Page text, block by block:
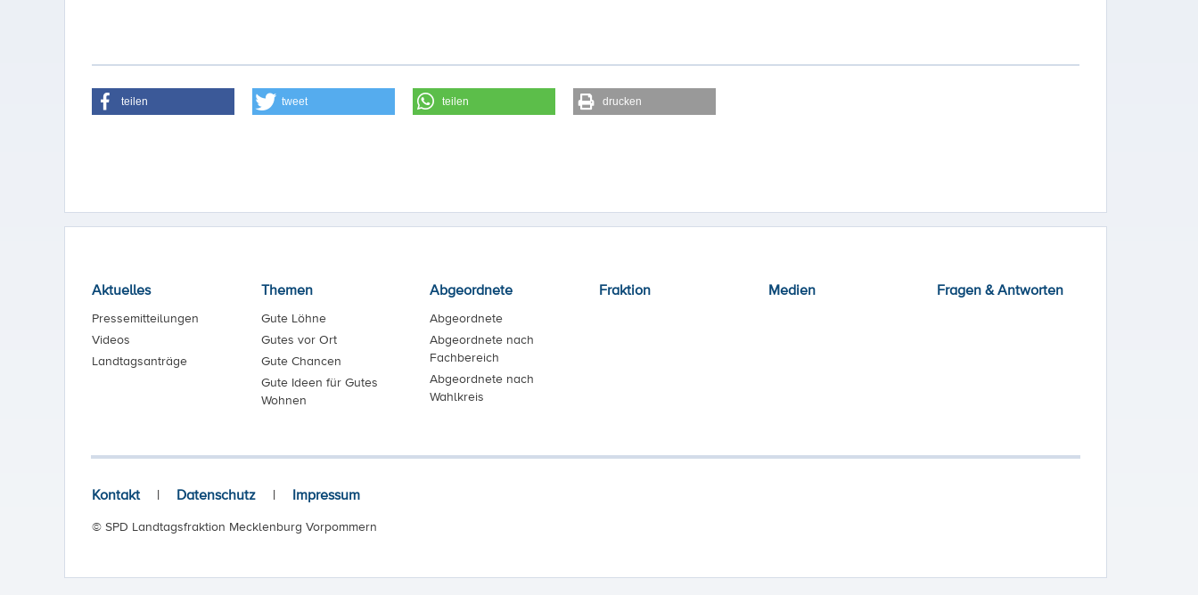
teilen tweet teilen drucken
Aktuelles
Pressemitteilungen
Videos
Landtagsanträge
Themen
Gute Löhne
Gutes vor Ort
Gute Chancen
Gute Ideen für Gutes
Wohnen
Abgeordnete
Abgeordnete
Abgeordnete nach
Fachbereich
Abgeordnete nach
Wahlkreis
Fraktion Medien Fragen & Antworten
Kontakt | Datenschutz | Impressum
© SPD Landtagsfraktion Mecklenburg Vorpommern